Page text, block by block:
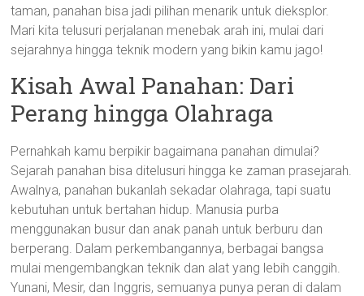
taman, panahan bisa jadi pilihan menarik untuk dieksplor.
Mari kita telusuri perjalanan menebak arah ini, mulai dari
sejarahnya hingga teknik modern yang bikin kamu jago!
Kisah Awal Panahan: Dari
Perang hingga Olahraga
Pernahkah kamu berpikir bagaimana panahan dimulai?
Sejarah panahan bisa ditelusuri hingga ke zaman prasejarah.
Awalnya, panahan bukanlah sekadar olahraga, tapi suatu
kebutuhan untuk bertahan hidup. Manusia purba
menggunakan busur dan anak panah untuk berburu dan
berperang. Dalam perkembangannya, berbagai bangsa
mulai mengembangkan teknik dan alat yang lebih canggih.
Yunani, Mesir, dan Inggris, semuanya punya peran di dalam